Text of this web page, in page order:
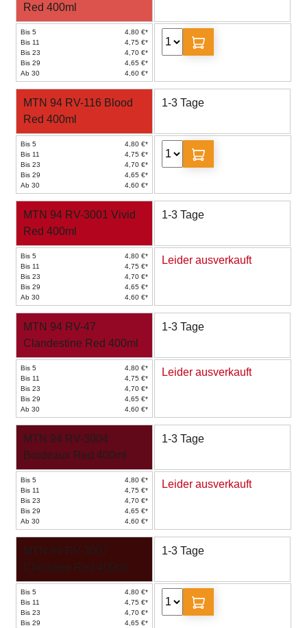
Red 400ml
Bis 5
4,80 €*
Bis 11
4,75 €*
Bis 23
4,70 €*
Bis 29
4,65 €*
Ab 30
4,60 €*
MTN 94 RV-116 Blood
Red 400ml
1-3 Tage
Bis 5
4,80 €*
Bis 11
4,75 €*
Bis 23
4,70 €*
Bis 29
4,65 €*
Ab 30
4,60 €*
MTN 94 RV-3001 Vivid
Red 400ml
1-3 Tage
Bis 5
4,80 €*
Bis 11
4,75 €*
Bis 23
4,70 €*
Bis 29
4,65 €*
Ab 30
4,60 €*
Leider ausverkauft
MTN 94 RV-47
Clandestine Red 400ml
1-3 Tage
Bis 5
4,80 €*
Bis 11
4,75 €*
Bis 23
4,70 €*
Bis 29
4,65 €*
Ab 30
4,60 €*
Leider ausverkauft
MTN 94 RV-3004
Bordeaux Red 400ml
1-3 Tage
Bis 5
4,80 €*
Bis 11
4,75 €*
Bis 23
4,70 €*
Bis 29
4,65 €*
Ab 30
4,60 €*
Leider ausverkauft
MTN 94 RV-3007
Cherokee Red 400ml
1-3 Tage
Bis 5
4,80 €*
Bis 11
4,75 €*
Bis 23
4,70 €*
Bis 29
4,65 €*